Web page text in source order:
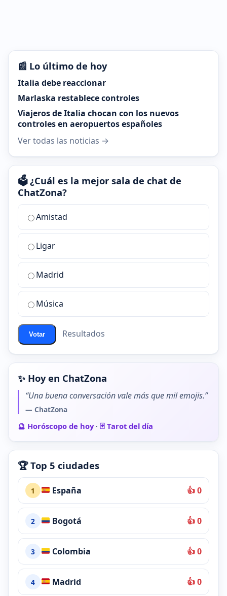
📰 Lo último de hoy
Italia debe reaccionar
Marlaska restablece controles
Viajeros de Italia chocan con los nuevos
controles en aeropuertos españoles
Ver todas las noticias →
🗳️ ¿Cuál es la mejor sala de chat de
ChatZona?
¿Cuál
la
mejor
sala
chat
ChatZona?
Amistad
Ligar
Madrid
Música
Votar Resultados
✨ Hoy en ChatZona
“Una buena conversación vale más que mil emojis.”
— ChatZona
🔮 Horóscopo de hoy· 🃏 Tarot del día
🏆 Top 5 ciudades
1 España 👍 0
2 Bogotá 👍 0
3 Colombia 👍 0
4 Madrid 👍 0